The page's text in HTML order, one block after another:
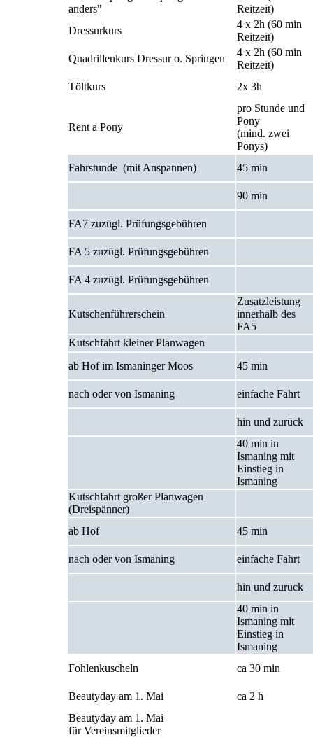
anders"
Reitzeit)
Dressurkurs
4 x 2h (60 min
Reitzeit)
Quadrillenkurs Dressur o. Springen
4 x 2h (60 min
Reitzeit)
Töltkurs
2x 3h
Rent a Pony
pro Stunde und
Pony
(mind. zwei
Ponys)
Fahrstunde (mit Anspannen) 45 min
90 min
FA7 zuzügl. Prüfungsgebühren
FA 5 zuzügl. Prüfungsgebühren
FA 4 zuzügl. Prüfungsgebühren
Kutschenführerschein
Zusatzleistung
innerhalb des
FA5
Kutschfahrt kleiner Planwagen
ab Hof im Ismaninger Moos
45 min
nach odervon Ismaning einfache Fahrt
hin und zurück
40 min in
Ismaning mit
Einstieg in
Ismaning
Kutschfahrt großer Planwagen
(Dreispänner)
ab Hof
45 min
nach odervon Ismaning einfache Fahrt
hin und zurück
40 min in
Ismaning mit
Einstieg in
Ismaning
Fohlenkuscheln
ca 30 min
Beautyday am 1. Mai
ca 2 h
Beautyday am 1. Mai
für Vereinsmitglieder